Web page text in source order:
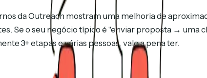
da Outreach mostram uma melhoria de
Se o seu negócio típico é "enviar proposta → uma
3+ etapas e várias pessoas, vale a pena ter.